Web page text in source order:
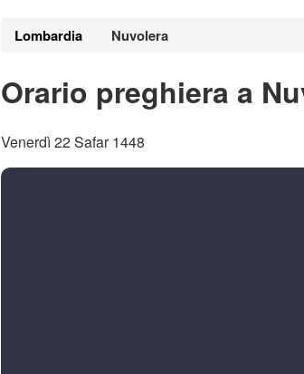
Lombardia Nuvolera
Orario preghiera a
Venerdì 22 Safar 1448